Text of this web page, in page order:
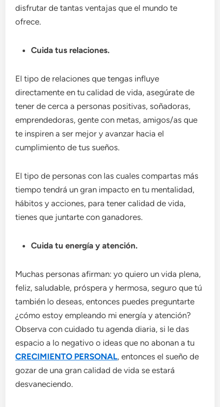
disfrutar de tantas ventajas que el mundo te
ofrece.
Cuida tus relaciones.
El tipo de relaciones que tengas influye
directamente en tu calidad de vida, asegúrate de
tener de cerca a personas positivas, soñadoras,
emprendedoras, gente con metas, amigos/as que
te inspiren a ser mejor y avanzar hacia el
cumplimiento de tus sueños.
El tipo de personas con las cuales compartas más
tiempo tendrá un gran impacto en tu mentalidad,
hábitos y acciones, para tener calidad de vida,
tienes que juntarte con ganadores.
Cuida tu energía y atención.
Muchas personas afirman: yo quiero un vida plena,
feliz, saludable, próspera y hermosa, seguro que tú
también lo deseas, entonces puedes preguntarte
¿cómo estoy empleando mi energía y atención?
Observa con cuidado tu agenda diaria, si le das
espacio a lo negativo o ideas que no abonan a tu
CRECIMIENTO PERSONAL, entonces el sueño de
gozar de una gran calidad de vida se estará
desvaneciendo.